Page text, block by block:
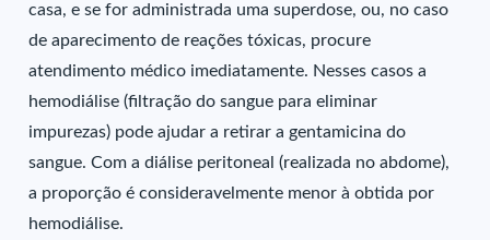
casa, e se for administrada uma superdose, ou, no caso
de aparecimento de reações tóxicas, procure
atendimento médico imediatamente. Nesses casos a
hemodiálise (filtração do sangue para eliminar
impurezas) pode ajudar a retirar a gentamicina do
sangue. Com a diálise peritoneal (realizada no abdome),
a proporção é consideravelmente menor à obtida por
hemodiálise.